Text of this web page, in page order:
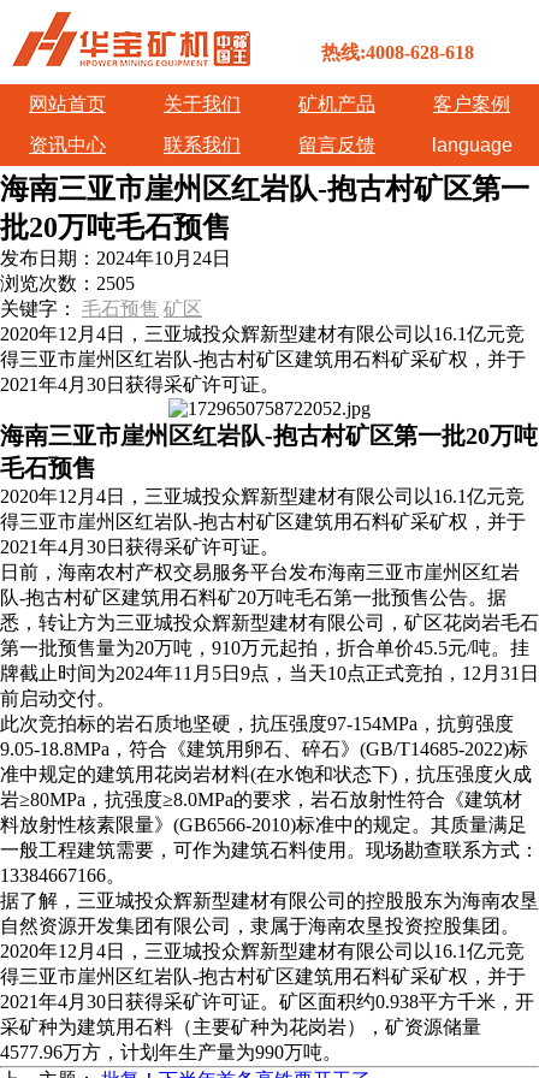
热线:4008-628-618
网站首页 关于我们 矿机产品
客户案例
资讯中心
联系我们 留言反馈 language
海南三亚市崖州区红岩队-抱古村矿区第一
批20万吨毛石预售
发布日期： 2024年10月24日
浏览次数： 2505
关键字： 毛石预售 矿区
2020年12月4日，三亚城投众辉新型建材有限公司以16.1亿元竞
得三亚市崖州区红岩队-抱古村矿区建筑用石料矿采矿权，并于
2021年4月30日获得采矿许可证。
海南三亚市崖州区红岩队-抱古村矿区第一批20万吨
毛石预售
2020年12月4日，三亚城投众辉新型建材有限公司以16.1亿元竞
得三亚市崖州区红岩队-抱古村矿区建筑用石料矿采矿权，并于
2021年4月30日获得采矿许可证。
日前，海南农村产权交易服务平台发布海南三亚市崖州区红岩
队-抱古村矿区建筑用石料矿20万吨毛石第一批预售公告。据
悉，转让方为三亚城投众辉新型建材有限公司，矿区花岗岩毛石
第一批预售量为20万吨，910万元起拍，折合单价45.5元/吨。挂
牌截止时间为2024年11月5日9点，当天10点正式竞拍，12月31日
前启动交付。
此次竞拍标的岩石质地坚硬，抗压强度97-154MPa，抗剪强度
9.05-18.8MPa，符合《建筑用卵石、碎石》(GB/T14685-2022)标
准中规定的建筑用花岗岩材料(在水饱和状态下)，抗压强度火成
岩≥80MPa，抗强度≥8.0MPa的要求，岩石放射性符合《建筑材
料放射性核素限量》(GB6566-2010)标准中的规定。其质量满足
一般工程建筑需要，可作为建筑石料使用。现场勘查联系方式：
13384667166。
据了解，三亚城投众辉新型建材有限公司的控股股东为海南农垦
自然资源开发集团有限公司，隶属于海南农垦投资控股集团。
2020年12月4日，三亚城投众辉新型建材有限公司以16.1亿元竞
得三亚市崖州区红岩队-抱古村矿区建筑用石料矿采矿权，并于
2021年4月30日获得采矿许可证。矿区面积约0.938平方千米，开
采矿种为建筑用石料（主要矿种为花岗岩），矿资源储量
4577.96万方，计划年生产量为990万吨。